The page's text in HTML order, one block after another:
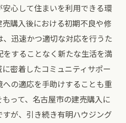
心して住まいを利用できる環
購入後における初期不良や修
迅速かつ適切な対応を行うた
することなく新たな生活を満
密着したコミュニティサポー
への適応を手助けすることも重
って、名古屋市の建売購入に
が、引き続き有明ハウジング